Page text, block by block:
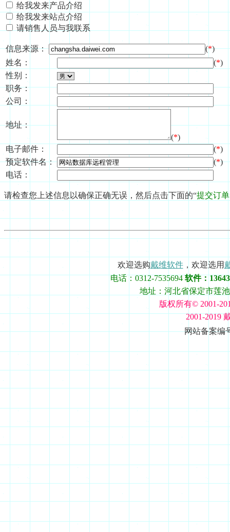
给我发来产品介绍
给我发来站点介绍
请销售人员与我联系
信息来源： (*)
姓名：
(*)
性别：
职务：
公司：
地址：
(*)
电子邮件：
(*)
预定软件名：
(*)
电话：
请检查您上述信息以确保正确无误，然后点击下面的“提交订单
欢迎选购戴维软件，欢迎选用
电话：0312-7535694 软件：
地址：河北省保定市莲
版权所有© 2001-
2001-2019
网站备案编